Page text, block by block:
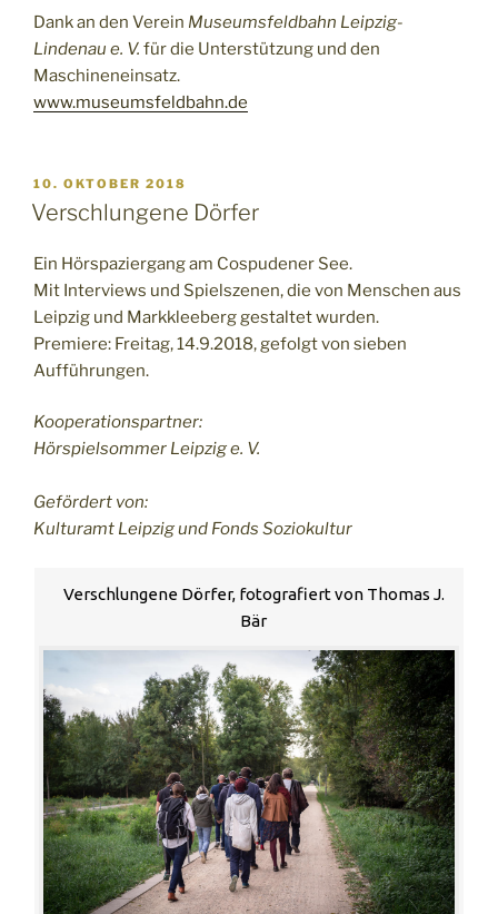
Dank an den Verein Museumsfeldbahn Leipzig-
Lindenau e. V. für die Unterstützung und den
Maschineneinsatz.
www.museumsfeldbahn.de
VERÖFFENTLICHT
AM
10. OKTOBER 2018
Verschlungene Dörfer
Ein Hörspaziergang am Cospudener See.
Mit Interviews und Spielszenen, die von Menschen aus
Leipzig und Markkleeberg gestaltet wurden.
Premiere: Freitag, 14.9.2018, gefolgt von sieben
Aufführungen.
Kooperationspartner:
Hörspielsommer Leipzig e. V.
Gefördert von:
Kulturamt Leipzig und Fonds Soziokultur
Verschlungene Dörfer, fotografiert von Thomas J.
Bär